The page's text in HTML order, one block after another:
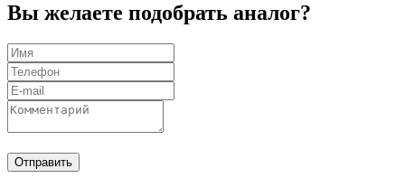
Вы желаете подобрать аналог?
Отправить